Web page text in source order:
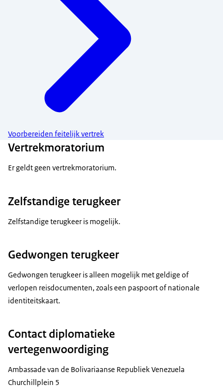
Voorbereiden feitelijk vertrek
Vertrekmoratorium
Er geldt geen vertrekmoratorium.
Zelfstandige terugkeer
Zelfstandige terugkeer is mogelijk.
Gedwongen terugkeer
Gedwongen terugkeer is alleen mogelijk met geldige of
verlopen reisdocumenten, zoals een paspoort of nationale
identiteitskaart.
Contact diplomatieke
vertegenwoordiging
Ambassade van de Bolivariaanse Republiek Venezuela
Churchillplein 5